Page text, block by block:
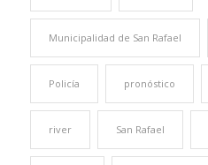
Municipalidad de San Rafael
Policía pronóstico
river San Rafael